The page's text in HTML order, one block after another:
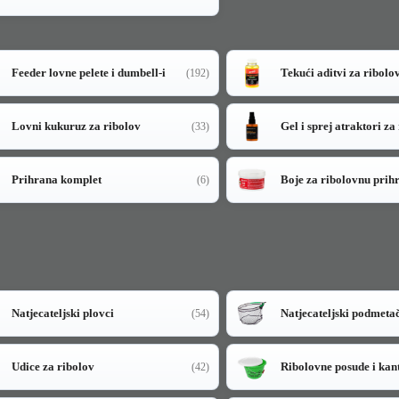
Feeder lovne pelete i dumbell-i (192) Tekući aditvi za
Lovni kukuruz za ribolov (33) Gel i sprej atraktori
Prihrana komplet (6) Boje za ribolovnu
Natjecateljski plovci (54) Natjecateljski
Udice za ribolov (42) Ribolovne posude i